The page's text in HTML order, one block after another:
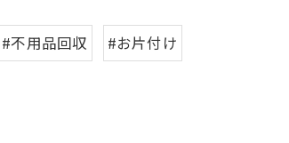
#不用品回収 #お片付け